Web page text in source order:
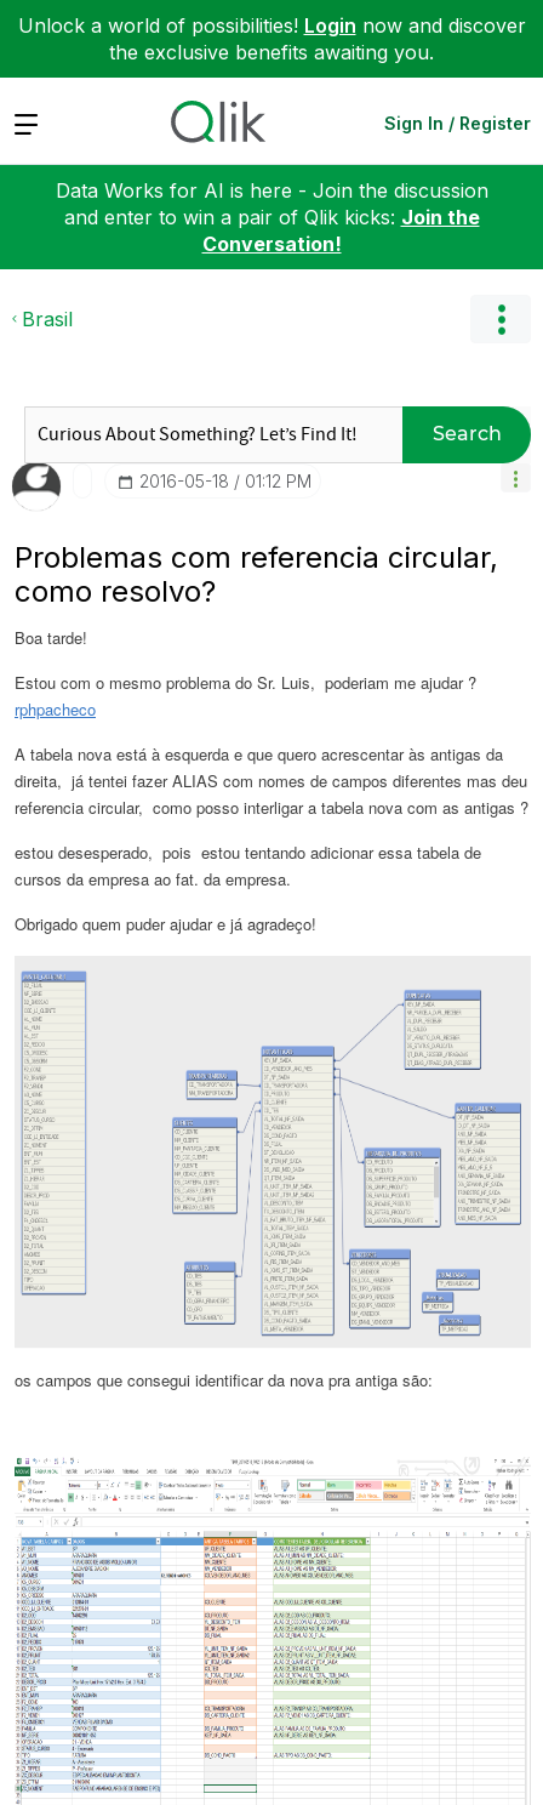
Unlock a world of possibilities! Login now and discover
the exclusive benefits awaiting you.
Expand Sign In / Register
Data Works for AI is here - Join the discussion
and enter to win a pair of Qlik kicks: Join the
Conversation!
Brasil
Search
‎2016-05-18 01:12 PM
Problemas com referencia circular,
como resolvo?
Boa tarde!
Estou com o mesmo problema do Sr. Luis, poderiam me ajudar ?
rphpacheco
A tabela nova está à esquerda e que quero acrescentar às antigas da
direita, já tentei fazer ALIAS com nomes de campos diferentes mas deu
referencia circular, como posso interligar a tabela nova com as antigas ?
estou desesperado, pois estou tentando adicionar essa tabela de
cursos da empresa ao fat. da empresa.
Obrigado quem puder ajudar e já agradeço!
os campos que consegui identificar da nova pra antiga são: